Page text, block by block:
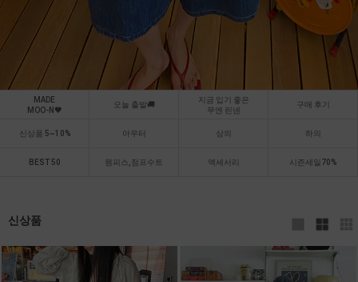
MADE
MOO-N🖤
오늘 출발🚚
지금 입기 좋은
무엔 린넨
구매 후기
신상품 5~10% 아우터 상의 하의
BEST 50 원피스,점프수트 액세서리 시즌세일70%
신상품